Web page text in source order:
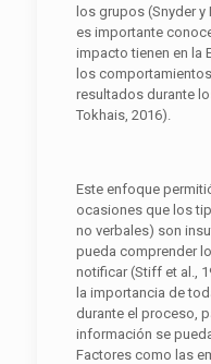
los grupos (Snyder y
es importante
impacto tienen en la
los
resultados durante
Tokhais, 2016).
Este enfoque
ocasiones que los
no verbales) son
pueda comprender
notificar (Stiff et al.,
la importancia de
durante el proceso,
información se
Factores como las